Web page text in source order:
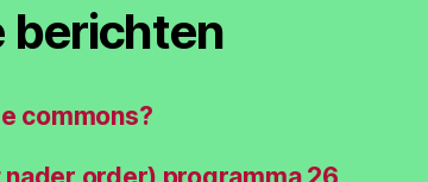
berichten
commons?